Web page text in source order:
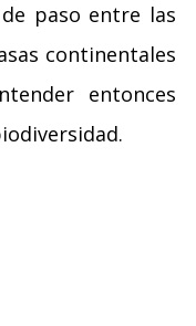
paso entre las
continentales
entonces